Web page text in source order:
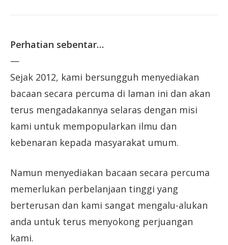
Perhatian sebentar…
—
Sejak 2012, kami bersungguh menyediakan
bacaan secara percuma di laman ini dan akan
terus mengadakannya selaras dengan misi
kami untuk mempopularkan ilmu dan
kebenaran kepada masyarakat umum.
Namun menyediakan bacaan secara percuma
memerlukan perbelanjaan tinggi yang
berterusan dan kami sangat mengalu-alukan
anda untuk terus menyokong perjuangan
kami.